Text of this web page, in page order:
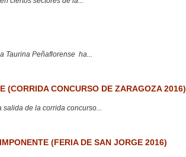
Taurina Peñaflorense ha...
(CORRIDA CONCURSO DE ZARAGOZA 2016)
de la corrida concurso...
(FERIA DE SAN JORGE 2016)